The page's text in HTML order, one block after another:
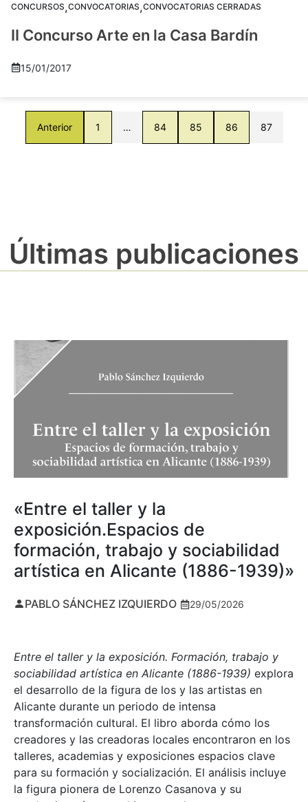
CONCURSOS,CONVOCATORIAS,CONVOCATORIAS CERRADAS
II Concurso Arte en la Casa Bardín
15/01/2017
Anterior 1 … 84 85 86 87
Últimas publicaciones
«Entre el taller y la
exposición.Espacios de
formación, trabajo y sociabilidad
artística en Alicante (1886-1939)»
PABLO SÁNCHEZ IZQUIERDO 29/05/2026
Entre el taller y la exposición. Formación, trabajo y
sociabilidad artística en Alicante (1886-1939) explora
el desarrollo de la figura de los y las artistas en
Alicante durante un periodo de intensa
transformación cultural. El libro aborda cómo los
creadores y las creadoras locales encontraron en los
talleres, academias y exposiciones espacios clave
para su formación y socialización. El análisis incluye
la figura pionera de Lorenzo Casanova y su